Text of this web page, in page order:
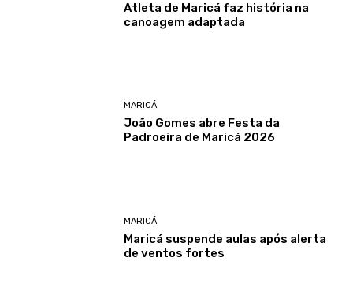
Atleta de Maricá faz história na
canoagem adaptada
MARICÁ
João Gomes abre Festa da
Padroeira de Maricá 2026
MARICÁ
Maricá suspende aulas após alerta
de ventos fortes